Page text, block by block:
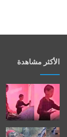
الأكثر مشاهدة